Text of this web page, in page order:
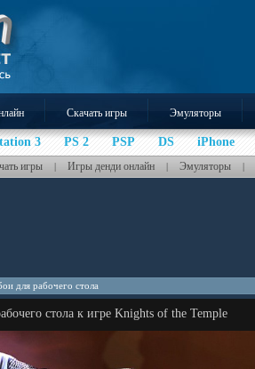
Скачать игры Эмуляторы
3 PS 2 PSP DS iPhone
игры | Игры денди онлайн | Эмуляторы |
для рабочего стола
стола к игре Knights of the Temple